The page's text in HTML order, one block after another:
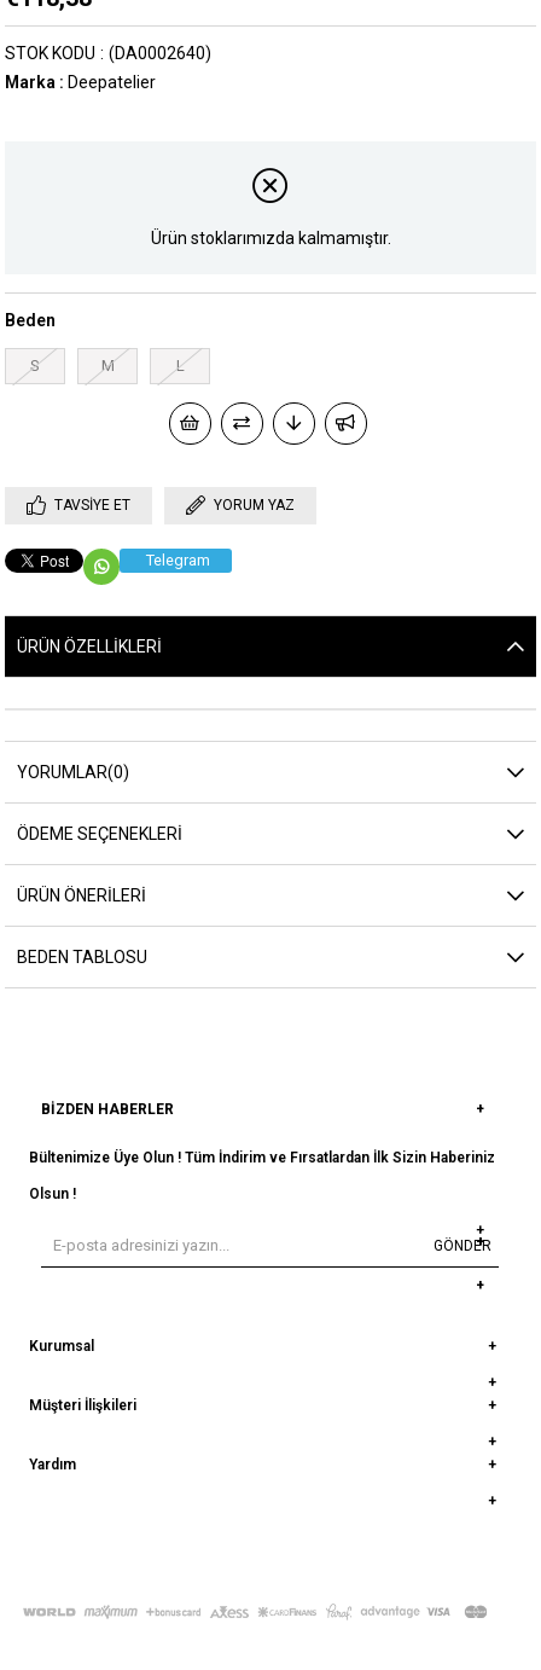
(DA0002640)
STOK KODU
Marka : Deepatelier
Ürün stoklarımızda kalmamıştır.
Beden
S M L
TAVSIYE ET YORUM YAZ
Telegram
ÜRÜN ÖZELLIKLERI
YORUMLAR(0)
ÖDEME SEÇENEKLERI
ÜRÜN ÖNERILERI
BEDEN TABLOSU
BIZDEN HABERLER
Bültenimize Üye Olun ! Tüm İndirim ve Fırsatlardan İlk Sizin Haberiniz
Olsun !
GÖNDER
Kurumsal
Müşteri İlişkileri
Yardım